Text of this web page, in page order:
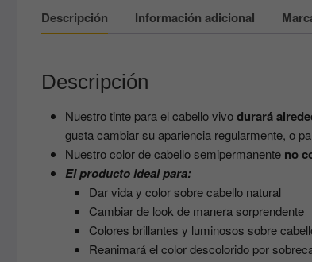
Descripción Información adicional
Descripción
Nuestro tinte para el cabello vivodurará
gusta cambiar su apariencia regularmente, o
Nuestro color de cabello semipermanente no
El producto ideal para:
Dar vida y color sobre cabello natural
Cambiar de look de manera sorprendente
Colores brillantes y luminosos sobre
Reanimará el color descolorido por